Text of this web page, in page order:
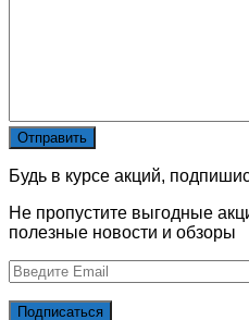
Будь в курсе акций,
Не пропустите выгодные
полезные новости и обзоры